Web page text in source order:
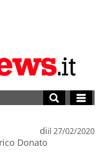
di
Donato
il 27/02/2020